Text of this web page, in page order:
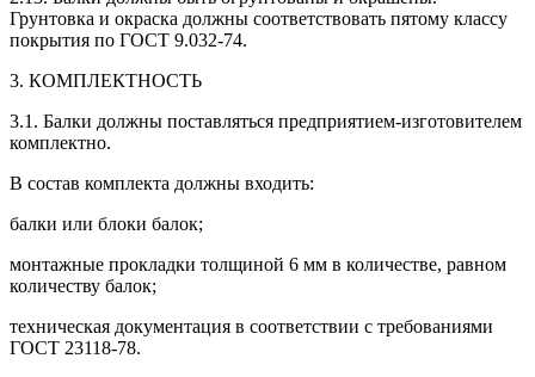
Грунтовка и окраска должны соответствовать пятому классу
покрытия по ГОСТ 9.032-74.
3. КОМПЛЕКТНОСТЬ
3.1. Балки должны поставляться предприятием-изготовителем
комплектно.
В состав комплекта должны входить:
балки или блоки балок;
монтажные прокладки толщиной 6 мм в количестве, равном
количеству балок;
техническая документация в соответствии с требованиями
ГОСТ 23118-78.